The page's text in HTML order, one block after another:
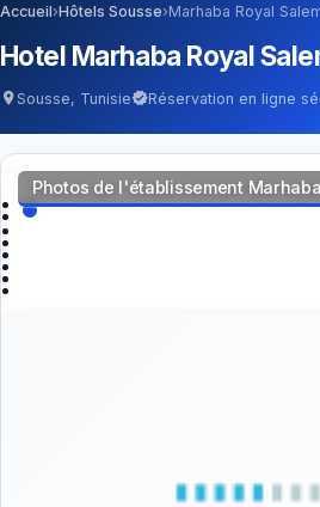
Accueil›Hôtels Sousse›Marhaba Royal
Hotel Marhaba Royal
location_onSousse, TunisieverifiedRéservation en ligne
Photos de l'établissement